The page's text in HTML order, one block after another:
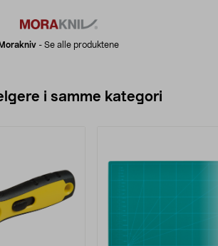
Morakniv - Se alle produktene
i samme kategori